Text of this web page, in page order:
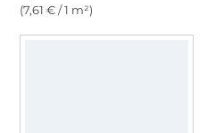
(7,61 € / 1 m²)